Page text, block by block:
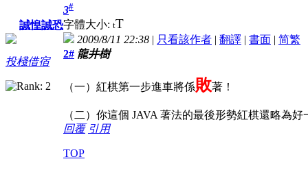
誠惶誠恐
投棧借宿
3#
字體大小: tT
2009/8/11 22:38 | 只看該作者 | 翻譯 | 書面 | 简繁
2# 龍井樹
（一）紅棋第一步進車將係敗著！
（二）你這個 JAVA 著法的最後形勢紅棋還略為
回覆 引用
TOP